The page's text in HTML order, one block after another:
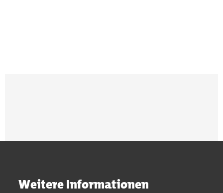
Weitere Informationen